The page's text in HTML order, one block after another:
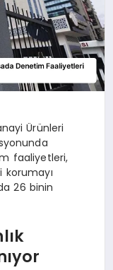
Ürünleri
faaliyetleri,
26 binin